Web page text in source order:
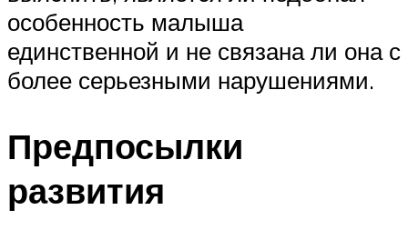
особенность малыша
единственной и не связана ли она с
более серьезными нарушениями.
Предпосылки
развития